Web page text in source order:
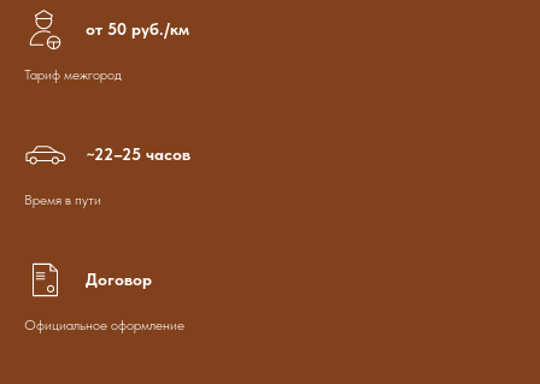
от 50 руб./км
Тариф межгород
~22–25 часов
Время в пути
Договор
Официальное оформление